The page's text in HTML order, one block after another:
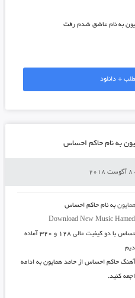
+ دانلود
به نام حاکم احساس
به نام حاکم احساس
Download New Music
با دو کیفیت عالی ۱۲۸ و ۳۲۰ آماده
حاکم احساس از حامد همایون به ادامه
کنید.